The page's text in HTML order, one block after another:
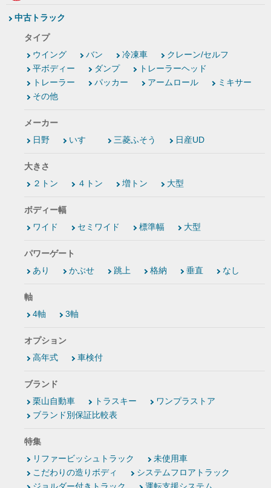
中古トラック
タイプ
ウイング
バン 冷凍車
クレーン/セルフ
平ボディー
ダンプ
トレーラーヘッド
トレーラー
パッカー アームロール
ミキサー
その他
メーカー
日野
いすゞ 三菱ふそう 日産UD
大きさ
２トン
４トン 増トン 大型
ボディー幅
ワイド
セミワイド 標準幅 大型
パワーゲート
あり
かぶせ 跳上 格納 垂直 なし
軸
4軸
3軸
オプション
高年式
車検付
ブランド
栗山自動車
トラスキー
ワンプラストア
ブランド別保証比較表
特集
リファービッシュトラック
未使用車
こだわりの造りボディ
システムフロアトラック